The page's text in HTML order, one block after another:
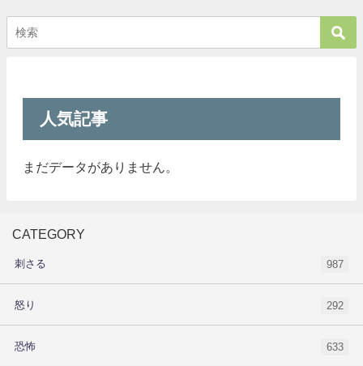
人気記事
まだデータがありません。
CATEGORY
刺さる 987
怒り 292
恐怖 633